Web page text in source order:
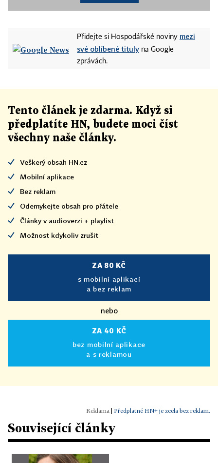
Přidejte si Hospodářské noviny mezi
své oblíbené tituly na Google
zprávách.
Tento článek je zdarma. Když si
předplatíte HN, budete moci číst
všechny naše články.
Veškerý obsah HN.cz
Mobilní aplikace
Bez reklam
Odemykejte obsah pro přátele
Články v audioverzi + playlist
Možnost kdykoliv zrušit
ZA 80 KČ
s mobilní aplikací
a bez reklam
nebo
ZA 40 KČ
bez mobilní aplikace
a s reklamou
Předplatné HN+ je zcela bez reklam.
Související články